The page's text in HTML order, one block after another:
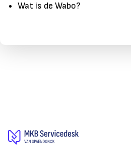
Wat is de Wabo?